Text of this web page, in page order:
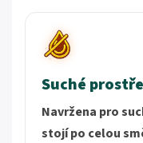
Suché
Navržena pro
stojí po celou